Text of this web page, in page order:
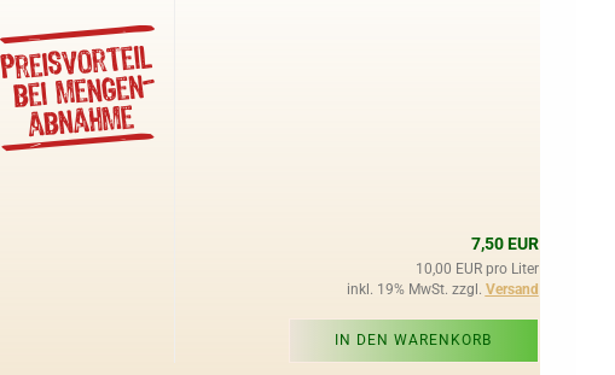
7,50 EUR
10,00 EUR pro Liter
inkl. 19% MwSt. zzgl. Versand
IN DEN WARENKORB